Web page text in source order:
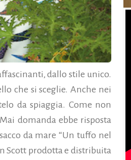
dallo stile unico.
che si sceglie. Anche nei
da spiaggia. Come non
domanda ebbe risposta
da mare “Un tuffo nel
Scott prodotta e distribuita